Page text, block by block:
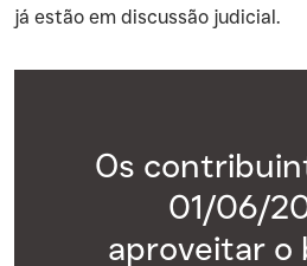
já estão em discussão judicial.
Os
01/06/
aproveitar o